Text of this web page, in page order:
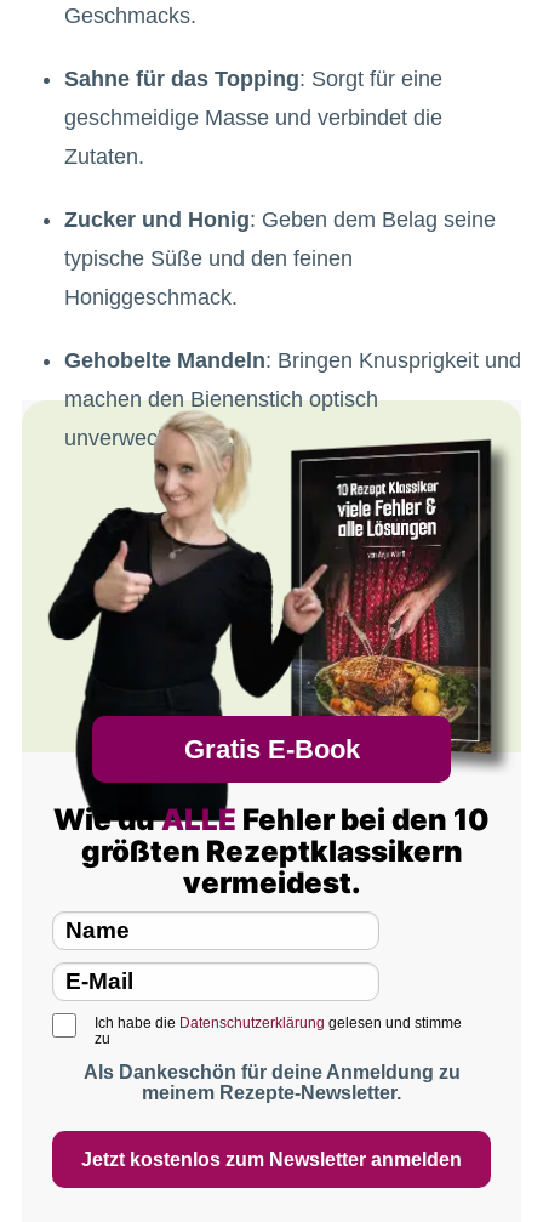
Geschmacks.
Sahne für das Topping: Sorgt für eine
geschmeidige Masse und verbindet die
Zutaten.
Zucker und Honig: Geben dem Belag seine
typische Süße und den feinen
Honiggeschmack.
Gehobelte Mandeln: Bringen Knusprigkeit und
machen den Bienenstich optisch
unverwechselbar.
Gratis E-Book
Wie duALLE Fehler bei den 10
größten Rezeptklassikern
vermeidest.
Ich habe die Datenschutzerklärung gelesen und stimme
zu
Als Dankeschön für deine Anmeldung zu
meinem Rezepte-Newsletter.
Jetzt kostenlos zum Newsletter anmelden